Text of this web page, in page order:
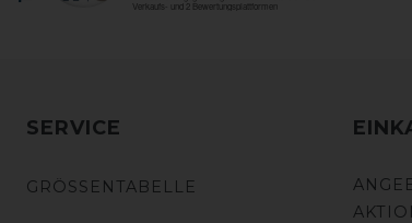
SERVICE
GRÖSSENTABELLE